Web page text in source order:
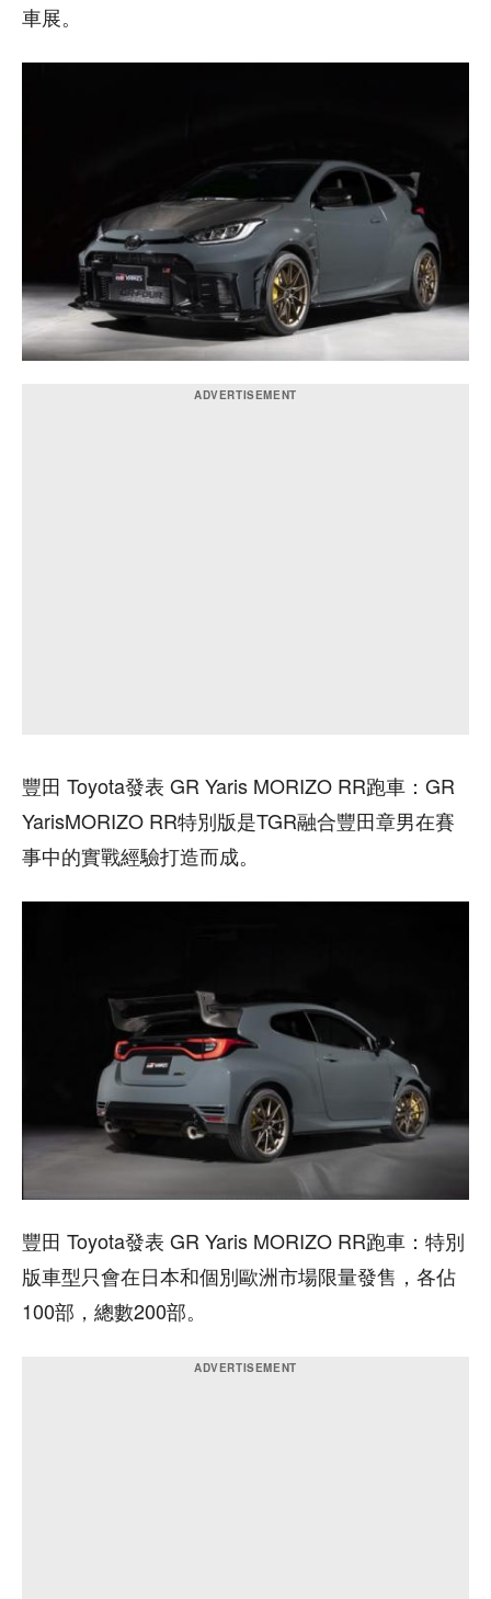
車展。
豐田 Toyota發表 GR Yaris MORIZO RR跑車：GR
YarisMORIZO RR特別版是TGR融合豐田章男在賽
事中的實戰經驗打造而成。
豐田 Toyota發表 GR Yaris MORIZO RR跑車：特別
版車型只會在日本和個別歐洲市場限量發售，各佔
100部，總數200部。